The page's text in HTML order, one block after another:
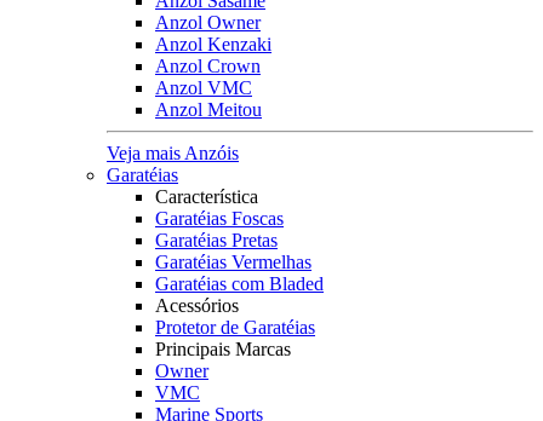
Anzol Owner
Anzol Kenzaki
Anzol Crown
Anzol VMC
Anzol Meitou
Veja mais Anzóis
Garatéias
Característica
Garatéias Foscas
Garatéias Pretas
Garatéias Vermelhas
Garatéias com Bladed
Acessórios
Protetor de Garatéias
Principais Marcas
Owner
VMC
Marine Sports